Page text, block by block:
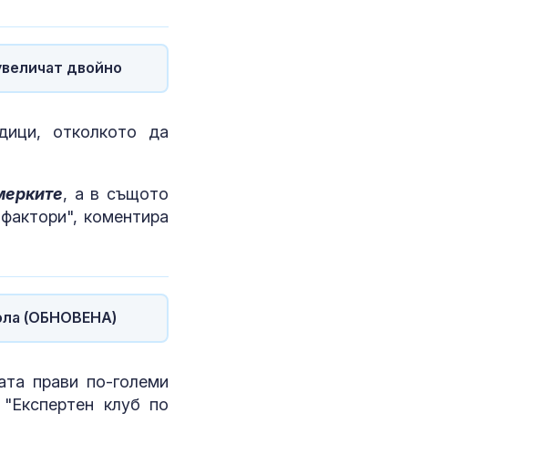
двойно
отколкото да
, а в същото
коментира
(ОБНОВЕНА)
прави по-големи
клуб по